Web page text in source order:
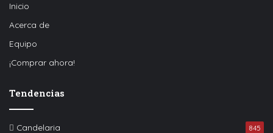
Inicio
Acerca de
Equipo
¡Comprar ahora!
Tendencias
Candelaria 845